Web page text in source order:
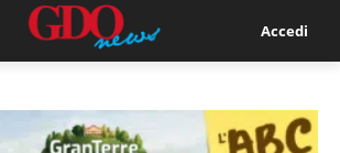
Accedi